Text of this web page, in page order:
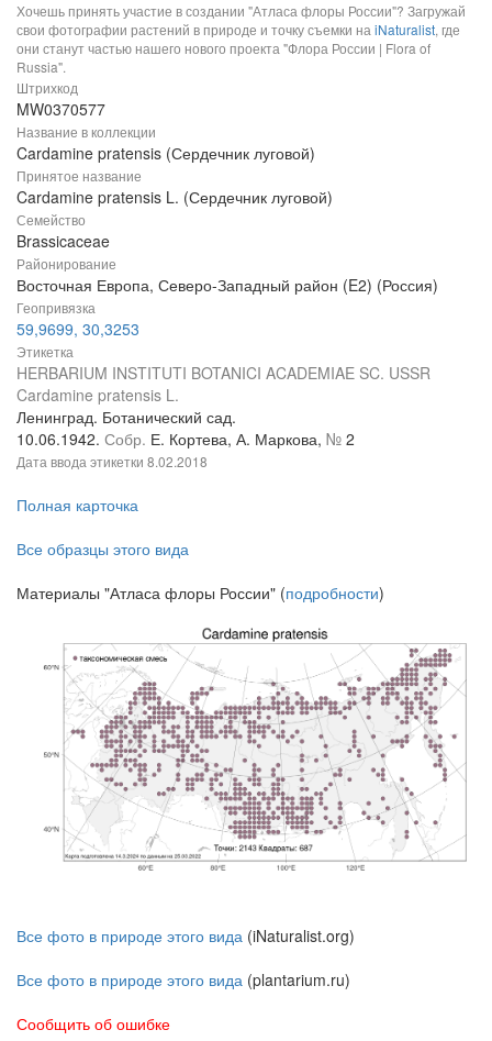
Хочешь принять участие в создании "Атласа флоры России"? Загружай
свои фотографии растений в природе и точку съемки наiNaturalist, где
они станут частью нашего нового проекта "Флора России | Flora of
Russia".
Штрихкод
MW0370577
Название в коллекции
Cardamine pratensis (Сердечник луговой)
Принятое название
Cardamine pratensis L. (Сердечник луговой)
Семейство
Brassicaceae
Районирование
Восточная Европа, Северо-Западный район (E2) (Россия)
Геопривязка
59,9699, 30,3253
Этикетка
HERBARIUM INSTITUTI BOTANICI ACADEMIAE SC. USSR
Cardamine pratensis L.
Ленинград. Ботанический сад.
10.06.1942. Собр. Е. Кортева, А. Маркова, № 2
Дата ввода этикетки 8.02.2018
Полная карточка
Все образцы этого вида
Материалы "Атласа флоры России" (подробности)
Все фото в природе этого вида (iNaturalist.org)
Все фото в природе этого вида (plantarium.ru)
Сообщить об ошибке